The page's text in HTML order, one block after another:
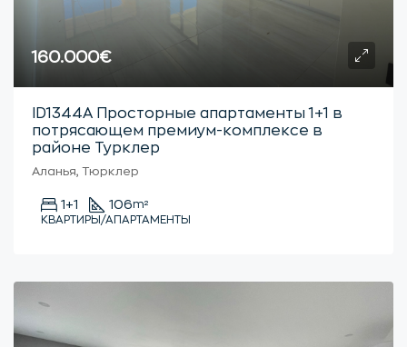
160.000€
ID1344А Просторные апартаменты 1+1 в
потрясающем премиум-комплексе в
районе Турклер
Аланья, Тюрклер
1+1 106m²
КВАРТИРЫ/АПАРТАМЕНТЫ